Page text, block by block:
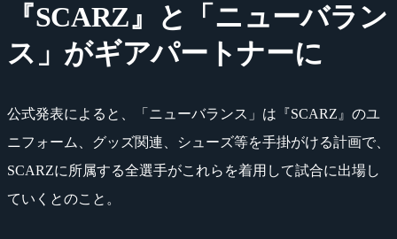
『SCARZ』と「ニューバラン
ス」がギアパートナーに
公式発表によると、「ニューバランス」は『SCARZ』のユ
ニフォーム、グッズ関連、シューズ等を手掛がける計画で、
SCARZに所属する全選手がこれらを着用して試合に出場し
ていくとのこと。